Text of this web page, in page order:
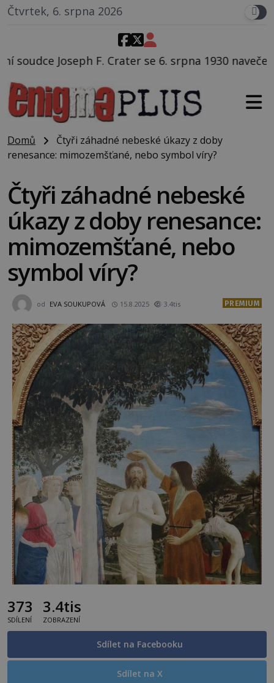
Čtvrtek, 6. srpna 2026
se 6. srpna 1930 navečeří ve své oblíbené
Domů
Čtyři záhadné nebeské úkazy z doby
renesance: mimozemšťané, nebo symbol víry?
Čtyři záhadné nebeské
úkazy z doby renesance:
mimozemšťané, nebo
symbol víry?
od EVA SOUKUPOVÁ 15.8.2025 3.4tis PREMIUM
373
SDÍLENÍ
3.4tis
ZOBRAZENÍ
Sdílet na Facebooku
Sdílet na X